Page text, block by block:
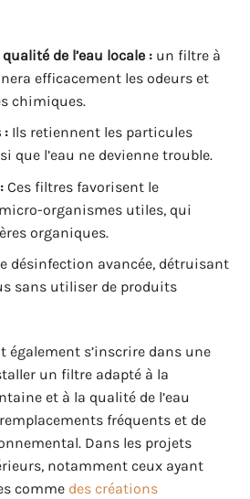
de l’eau locale :un filtre à
efficacement les odeurs et
chimiques.
:Ils retiennent les particules
que l’eau ne devienne trouble.
Ces filtres favorisent le
organismes utiles, qui
organiques.
désinfection avancée, détruisant
sans utiliser de produits
également s’inscrire dans une
un filtre adapté à la
et à la qualité de l’eau
fréquents et de
Dans les projets
notamment ceux ayant
comme des créations